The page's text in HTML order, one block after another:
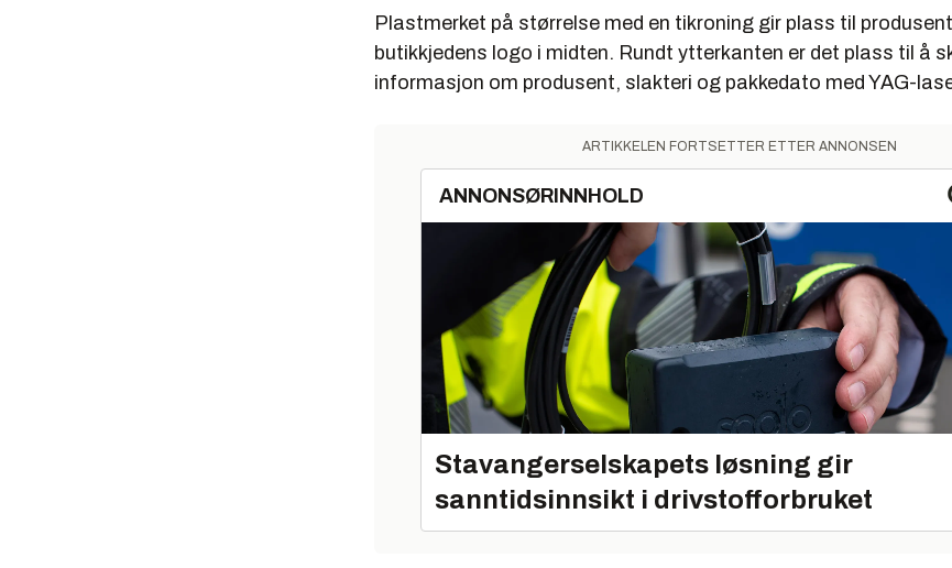
Plastmerket på størrelse med en tikroning gir plass til
butikkjedens logo i midten. Rundt ytterkanten er det plass til å
informasjon om produsent, slakteri og pakkedato med YAG-
ARTIKKELEN FORTSETTER ETTER ANNONSEN
ANNONSØRINNHOLD
Stavangerselskapets løsning gir
sanntidsinnsikt i drivstofforbruket